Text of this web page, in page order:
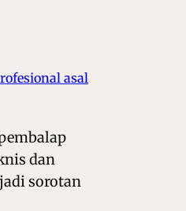
asal
dan
sorotan